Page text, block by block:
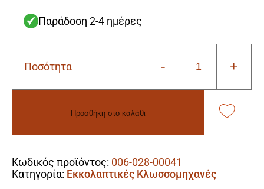
Παράδοση 2-4 ημέρες
Ποσότητα -
Teoxa
ράουλα
αυτόματη
ποσότητα
+
Προσθήκη στο καλάθι
Κωδικός προϊόντος: 006-028-00041
Κατηγορία: Εκκολαπτικές Κλωσσομηχανές